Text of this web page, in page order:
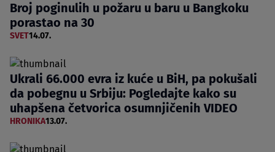
Broj poginulih u požaru u baru u Bangkoku
porastao na 30
SVET14.07.
Ukrali 66.000 evra iz kuće u BiH, pa pokušali
da pobegnu u Srbiju: Pogledajte kako su
uhapšena četvorica osumnjičenih VIDEO
HRONIKA13.07.